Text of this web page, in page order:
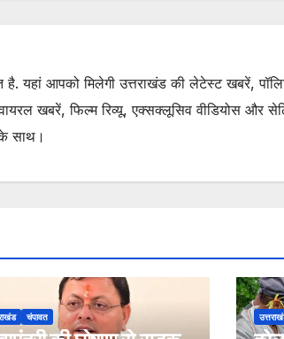
यहां आपको मिलेगी उत्तराखंड की लेटेस्ट खबरें,
खबरें, फिल्म रिव्यू, एक्सक्लूसिव वीडियोस और
साथ।
चंपावत